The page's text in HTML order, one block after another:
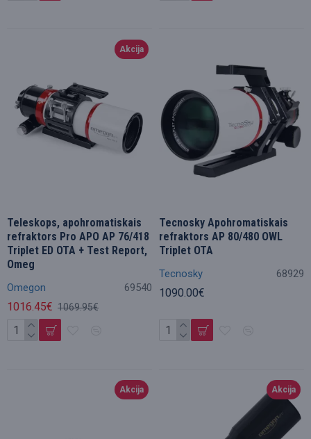
Akcija
Omegon 69540
Teleskops, apohromatiskais
refraktors Pro APO AP 76/418
Triplet ED OTA + Test Report,
Omeg
1016.45€ 1069.95€
Tecnosky 68929
Tecnosky Apohromatiskais
refraktors AP 80/480 OWL
Triplet OTA
1090.00€
Akcija Akcija